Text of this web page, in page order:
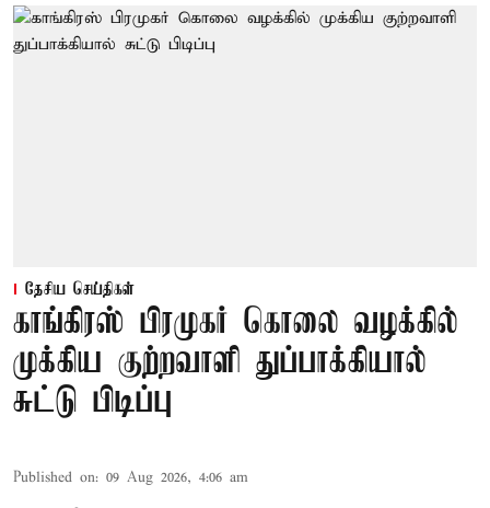
தேசிய செய்திகள்
காங்கிரஸ் பிரமுகர் கொலை வழக்கில்
முக்கிய குற்றவாளி துப்பாக்கியால்
சுட்டு பிடிப்பு
Published on: 09 Aug 2026, 4:06 am